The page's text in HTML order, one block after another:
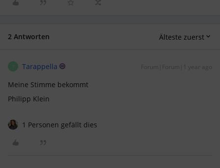
2 Antworten Älteste zuerst
Tarappella Forum|Forum|1 year ago
Meine Stimme bekommt
Philipp Klein
1 Personen gefällt dies